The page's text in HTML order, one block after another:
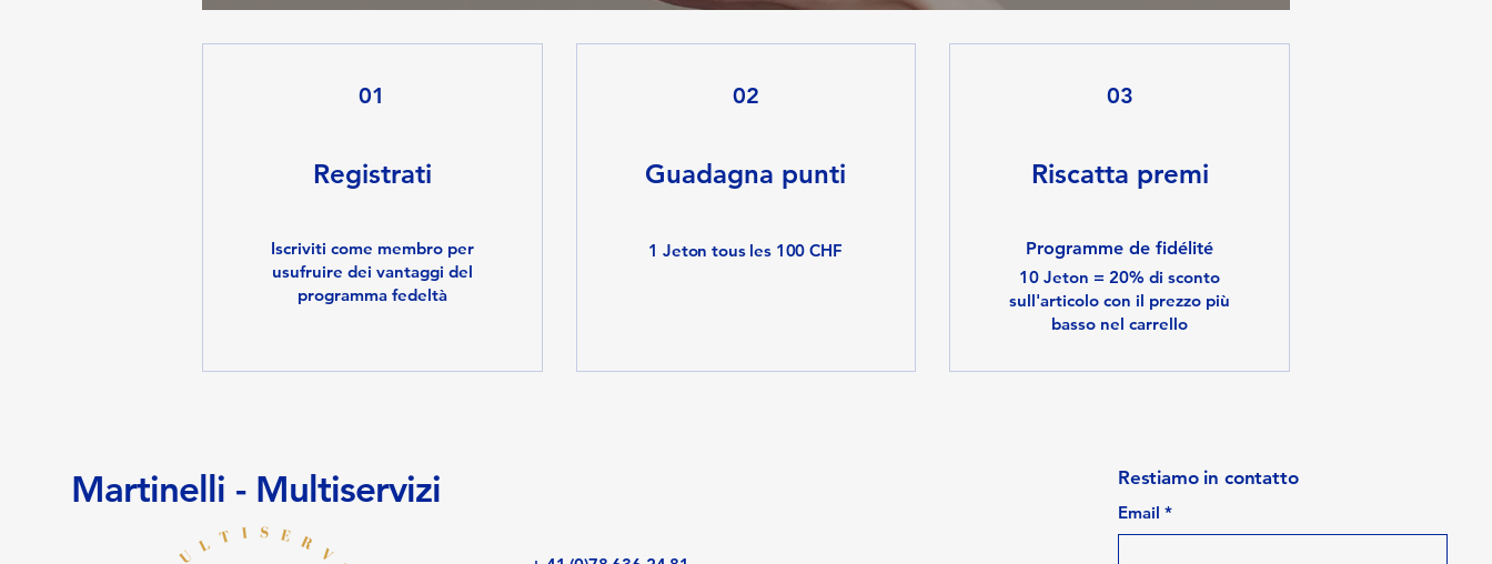
01
Registrati
Iscriviti come membro per
usufruire dei vantaggi del
programma fedeltà
02
Guadagna punti
03
Riscatta premi
Programme de fidélité
10 Jeton = 20% di sconto
sull'articolo con il prezzo più
basso nel carrello
1 Jeton tous les 100 CHF
Martinelli - Multiservizi Restiamo in contatto
Email *